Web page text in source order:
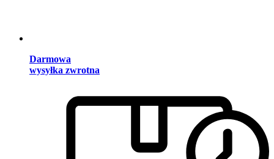
Darmowa
wysyłka zwrotna